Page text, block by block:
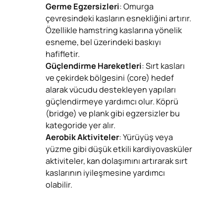
Germe Egzersizleri: Omurga
çevresindeki kasların esnekliğini artırır.
Özellikle hamstring kaslarına yönelik
esneme, bel üzerindeki baskıyı
hafifletir.
Güçlendirme Hareketleri: Sırt kasları
ve çekirdek bölgesini (core) hedef
alarak vücudu destekleyen yapıları
güçlendirmeye yardımcı olur. Köprü
(bridge) ve plank gibi egzersizler bu
kategoride yer alır.
Aerobik Aktiviteler: Yürüyüş veya
yüzme gibi düşük etkili kardiyovasküler
aktiviteler, kan dolaşımını artırarak sırt
kaslarının iyileşmesine yardımcı
olabilir.